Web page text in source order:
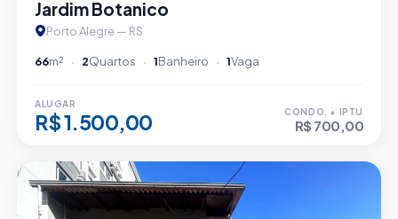
Jardim Botanico
Porto Alegre — RS
66m² 2Quartos 1Banheiro 1Vaga
ALUGAR
R$ 1.500,00 CONDO. + IPTU
R$ 700,00